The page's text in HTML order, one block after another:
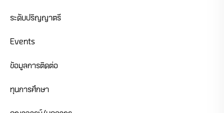
ระดับปริญญาตรี
Events
ข้อมูลการติดต่อ
ทุนการศึกษา